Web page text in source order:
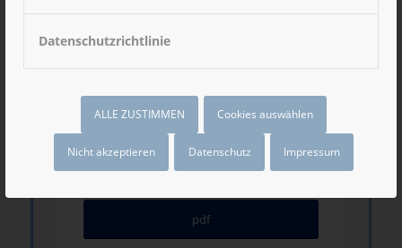
Datenschutzrichtlinie
ALLE ZUSTIMMEN Cookies auswählen
Nicht akzeptieren Datenschutz Impressum
pdf